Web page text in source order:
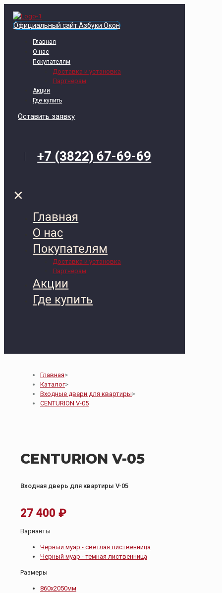
Официальный сайт Азбуки Окон
Главная
О нас
Покупателям
Доставка и установка
Партнерам
Акции
Где купить
Оставить заявку
+7 (3822) 67-69-69
✕
Главная
О нас
Покупателям
Доставка и установка
Партнерам
Акции
Где купить
Главная>
Каталог>
Входные двери для квартиры>
CENTURION V-05
CENTURION V-05
Входная дверь для квартиры V-05
27 400 ₽
Варианты
Черный муар - светлая лиственница
Черный муар - темная лиственница
Размеры
860х2050мм